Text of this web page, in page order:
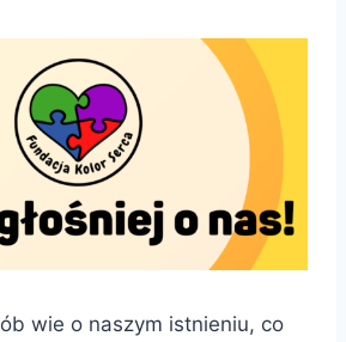
wie o naszym istnieniu, co